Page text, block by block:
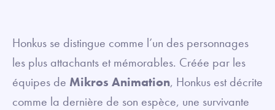
Honkus se distingue comme l’un des personnages
les plus attachants et mémorables. Créée par les
équipes de Mikros Animation, Honkus est décrite
comme la dernière de son espèce, une survivante